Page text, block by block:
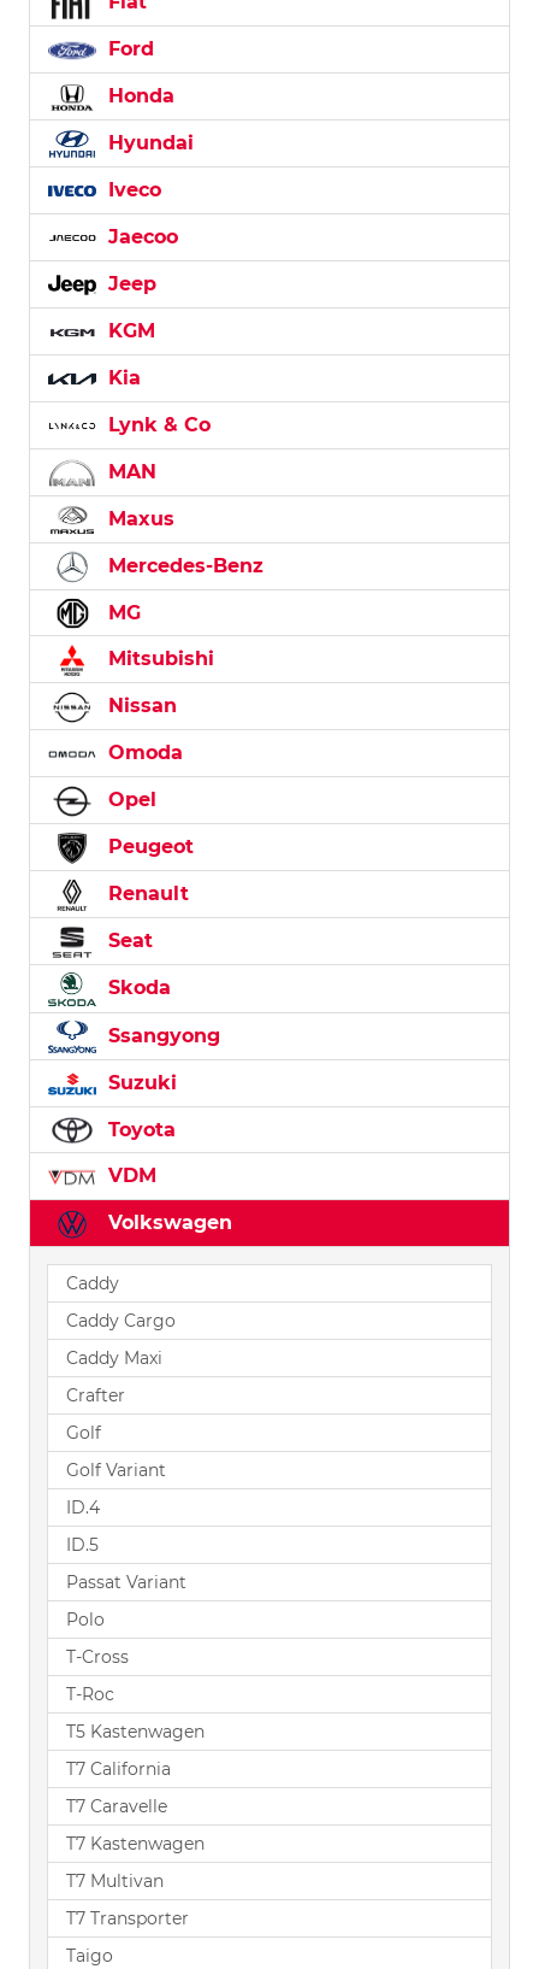
Ford
Honda
Hyundai
Iveco
Jaecoo
Jeep
KGM
Kia
Lynk & Co
MAN
Maxus
Mercedes-Benz
MG
Mitsubishi
Nissan
Omoda
Opel
Peugeot
Renault
Seat
Skoda
Ssangyong
Suzuki
Toyota
VDM
Volkswagen
Caddy
Caddy Cargo
Caddy Maxi
Crafter
Golf
Golf Variant
ID.4
ID.5
Passat Variant
Polo
T-Cross
T-Roc
T5 Kastenwagen
T7 California
T7 Caravelle
T7 Kastenwagen
T7 Multivan
T7 Transporter
Taigo